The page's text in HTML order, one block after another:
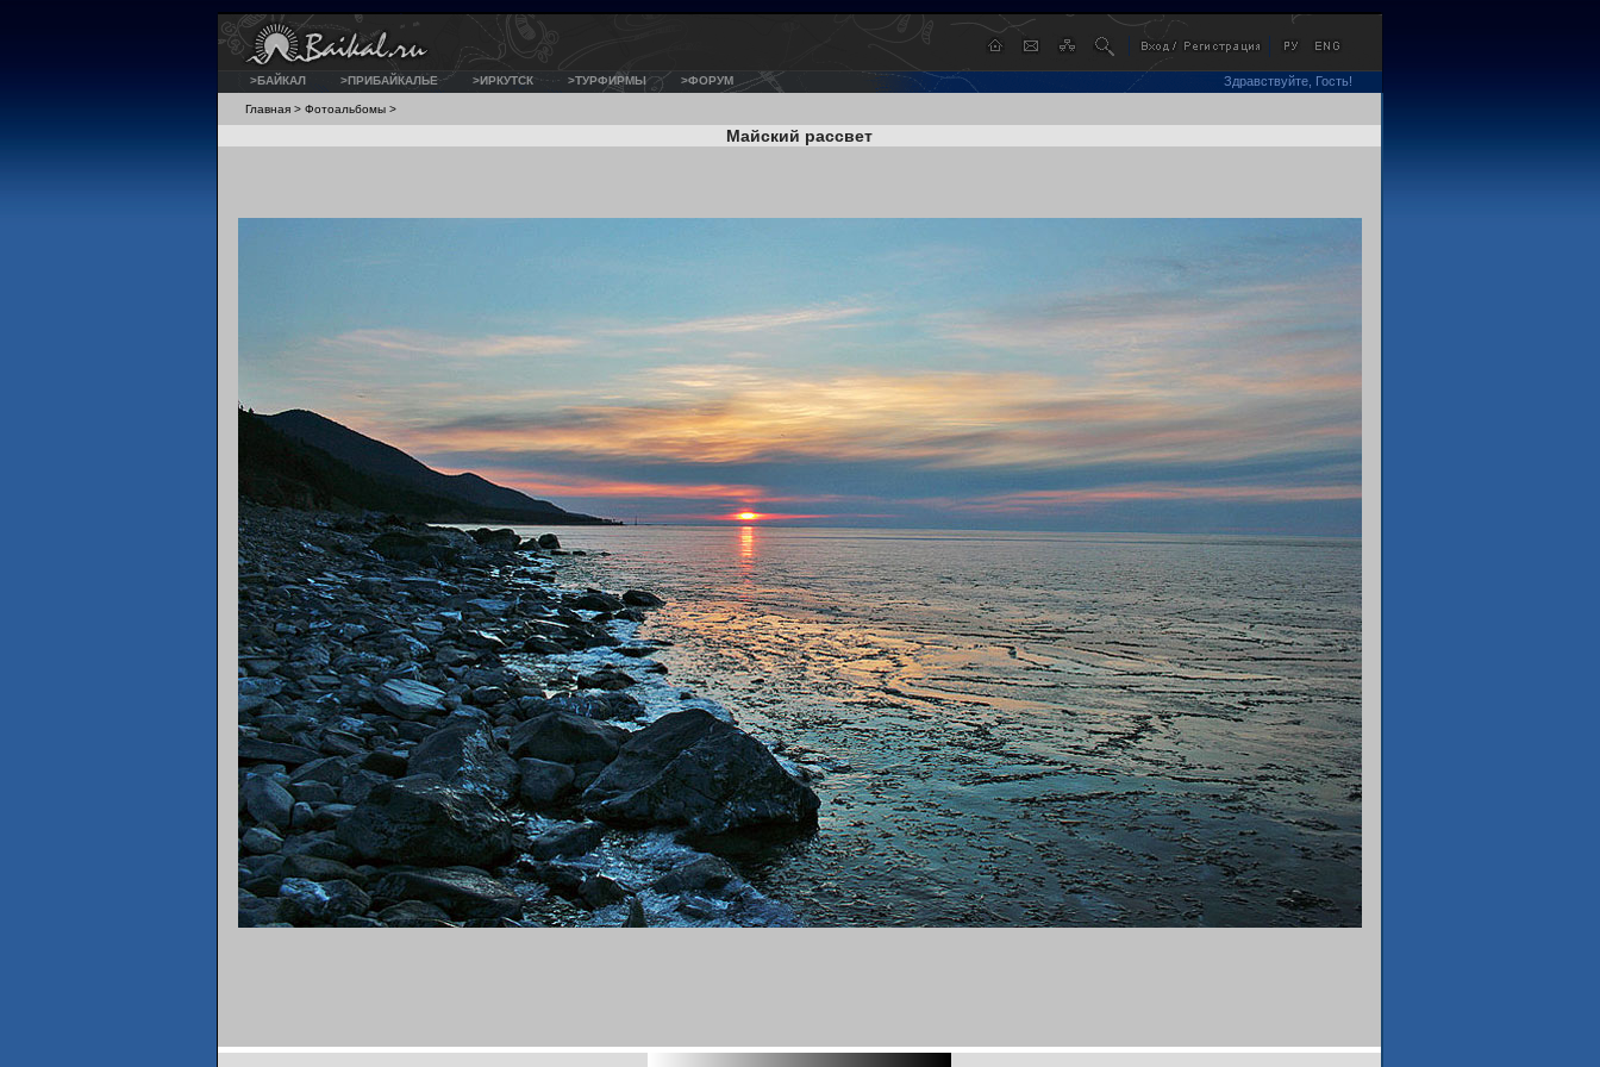
>БАЙКАЛ >ПРИБАЙКАЛЬЕ >ИРКУТСК >ТУРФИРМЫ >ФОРУМ Здравствуйте, Гость!
Главная > Фотоальбомы >
Майский рассвет